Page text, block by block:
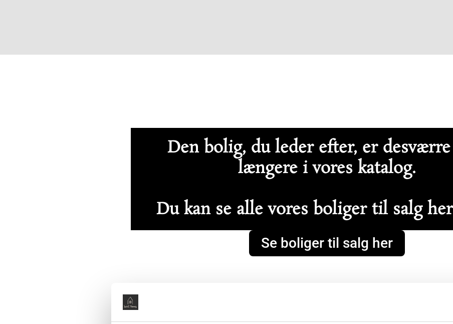
Den bolig, du leder efter, er
længere i vores katalog.
Du kan se alle vores boliger til salg
Se boliger til salg her